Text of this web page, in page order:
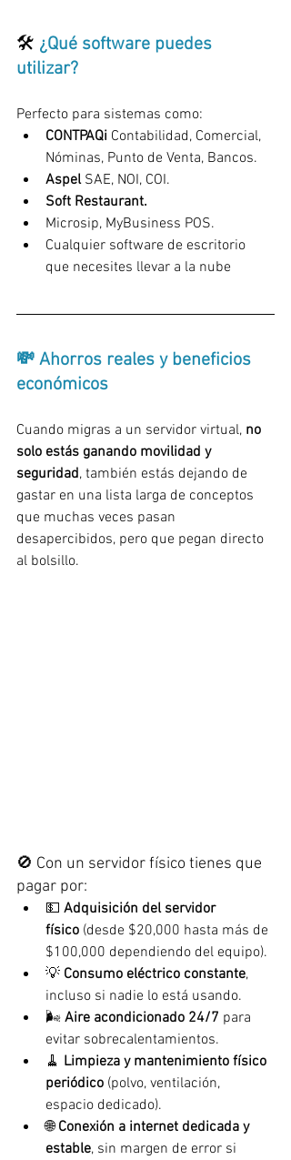
🛠️ ¿Qué software puedes
utilizar?
Perfecto para sistemas como:
CONTPAQi Contabilidad, Comercial,
Nóminas, Punto de Venta, Bancos.
Aspel SAE, NOI, COI.
Soft Restaurant.
Microsip, MyBusiness POS.
Cualquier software de escritorio
que necesites llevar a la nube
💸 Ahorros reales y beneficios
económicos
Cuando migras a un servidor virtual, no
solo estás ganando movilidad y
seguridad, también estás dejando de
gastar en una lista larga de conceptos
que muchas veces pasan
desapercibidos, pero que pegan directo
al bolsillo.
🚫 Con un servidor físico tienes que
pagar por:
💵 Adquisición del servidor
físico (desde $20,000 hasta más de
$100,000 dependiendo del equipo).
💡 Consumo eléctrico constante,
incluso si nadie lo está usando.
🌬️ Aire acondicionado 24/7 para
evitar sobrecalentamientos.
🧹 Limpieza y mantenimiento físico
periódico (polvo, ventilación,
espacio dedicado).
🌐 Conexión a internet dedicada y
estable, sin margen de error si